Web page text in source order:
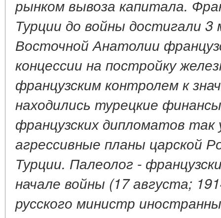
рынком вывоза капитала.
Турции до войны достигали
Восточной Анатолии
концессии на постройку
французским контролем к
находились турецкие
французских дипломатов так
агрессивные планы царской
Турции. Палеолог -
начале войны (17 августа;
русского министр